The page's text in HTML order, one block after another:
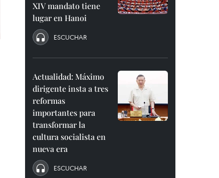
XIV mandato tiene
lugar en Hanoi
ESCUCHAR
Actualidad: Máximo
dirigente insta a tres
reformas
importantes para
transformar la
cultura socialista en
nueva era
ESCUCHAR